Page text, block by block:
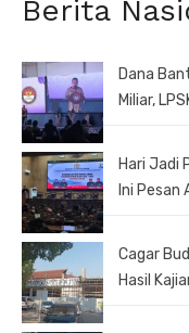
Berita
Dana
Miliar,
Hari Jadi
Ini Pesan
Cagar
Hasil